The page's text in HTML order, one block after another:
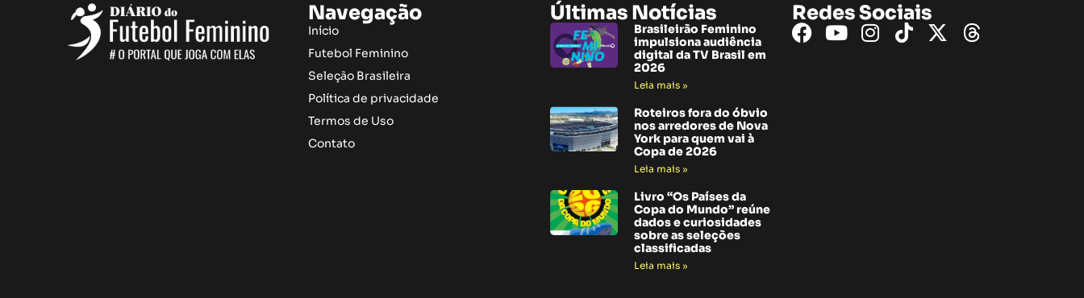
Navegação
Início
Futebol Feminino
Seleção Brasileira
Política de privacidade
Termos de Uso
Contato
Últimas Notícias
Brasileirão Feminino
impulsiona audiência
digital da TV Brasil em
2026
Leia mais »
Roteiros fora do óbvio
nos arredores de Nova
York para quem vai à
Copa de 2026
Leia mais »
Livro “Os Países da
Copa do Mundo” reúne
dados e curiosidades
sobre as seleções
classificadas
Leia mais »
Redes Sociais